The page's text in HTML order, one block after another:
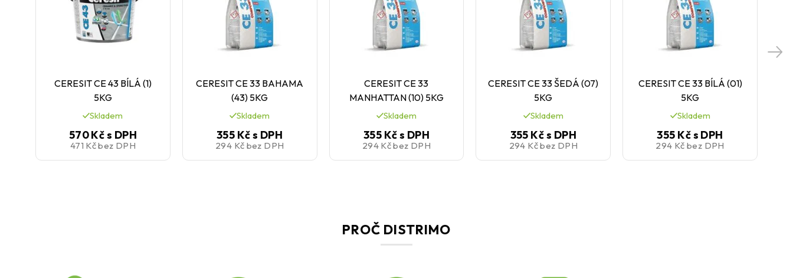
CERESIT CE 43 BÍLÁ (1)
5KG
Skladem
570 Kčs DPH
471 Kčbez DPH
CERESIT CE 33 BAHAMA
(43) 5KG
Skladem
355 Kčs DPH
294 Kč bez DPH
CERESIT CE 33
MANHATTAN (10) 5KG
Skladem
355 Kčs DPH
294 Kčbez DPH
CERESIT CE 33 ŠEDÁ (07)
5KG
Skladem
355 Kčs DPH
294 Kčbez DPH
CERESIT CE 33 BÍLÁ (01)
5KG
Skladem
355 Kčs DPH
294 Kčbez DPH
PROČ DISTRIMO